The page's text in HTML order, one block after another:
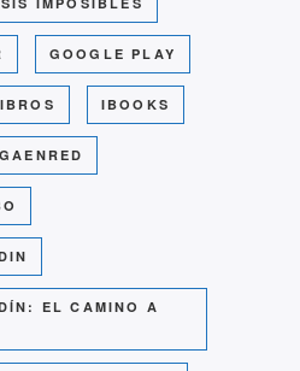
GOOGLE PLAY
IBOOKS
EL CAMINO A